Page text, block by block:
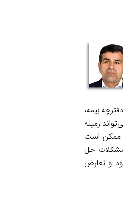
بیمه،
زمینه
ممکن است
مشکلات حل
و تعارض